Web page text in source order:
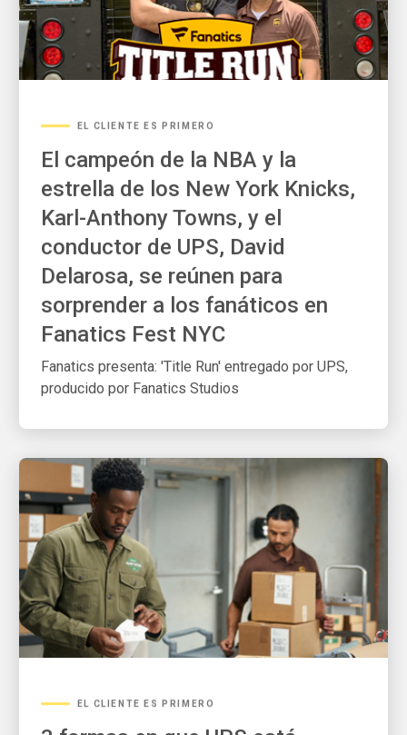
El campeón de la NBA y la
estrella de los New York Knicks,
Karl-Anthony Towns, y el
conductor de UPS, David
Delarosa, se reúnen para
sorprender a los fanáticos en
Fanatics Fest NYC
Fanatics presenta: 'Title Run' entregado por UPS,
producido por Fanatics Studios